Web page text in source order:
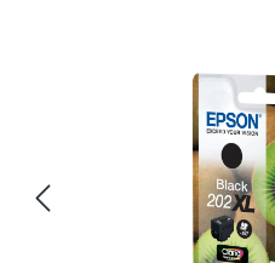
Bildergalerie überspringen